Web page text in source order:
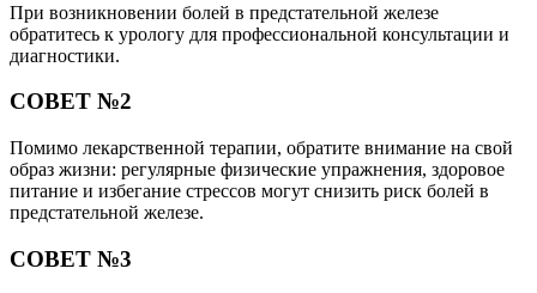
При возникновении болей в предстательной железе
обратитесь к урологу для профессиональной консультации и
диагностики.
СОВЕТ №2
Помимо лекарственной терапии, обратите внимание на свой
образ жизни: регулярные физические упражнения, здоровое
питание и избегание стрессов могут снизить риск болей в
предстательной железе.
СОВЕТ №3